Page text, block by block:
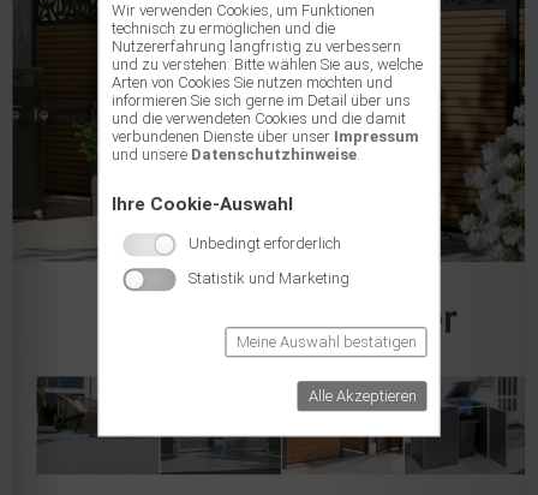
Wir verwenden Cookies, um Funktionen
technisch zu ermöglichen und die
Nutzererfahrung langfristig zu verbessern
und zu verstehen. Bitte wählen Sie aus, welche
Arten von Cookies Sie nutzen möchten und
informieren Sie sich gerne im Detail über uns
und die verwendeten Cookies und die damit
verbundenen Dienste über unser Impressum
und unsere Datenschutzhinweise.
Ihre Cookie-Auswahl
Unbedingt erforderlich
Statistik und Marketing
Meine Auswahl bestätigen
Alle Akzeptieren